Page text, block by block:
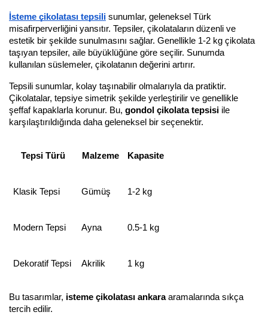
İsteme çikolatası tepsili sunumlar, geleneksel Türk
misafirperverliğini yansıtır. Tepsiler, çikolataların düzenli ve
estetik bir şekilde sunulmasını sağlar. Genellikle 1-2 kg çikolata
taşıyan tepsiler, aile büyüklüğüne göre seçilir. Sunumda
kullanılan süslemeler, çikolatanın değerini artırır.
Tepsili sunumlar, kolay taşınabilir olmalarıyla da pratiktir.
Çikolatalar, tepsiye simetrik şekilde yerleştirilir ve genellikle
şeffaf kapaklarla korunur. Bu, gondol çikolata tepsisi ile
karşılaştırıldığında daha geleneksel bir seçenektir.
Tepsi Türü Malzeme Kapasite
Klasik Tepsi Gümüş 1-2 kg
Modern Tepsi Ayna 0.5-1 kg
Dekoratif Tepsi Akrilik 1 kg
Bu tasarımlar, isteme çikolatası ankara aramalarında sıkça
tercih edilir.